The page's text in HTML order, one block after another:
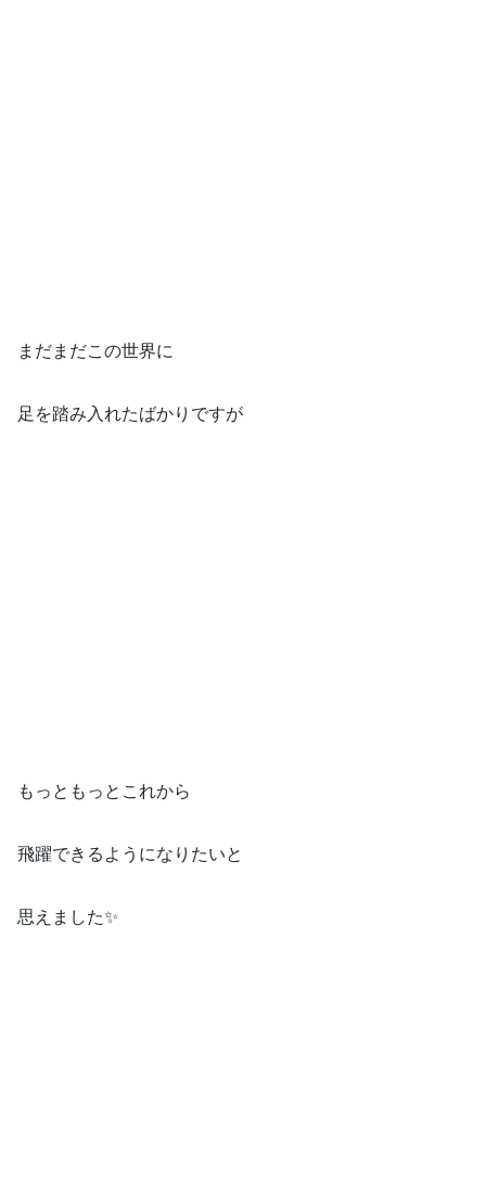
まだまだこの世界に
足を踏み入れたばかりですが
もっともっとこれから
飛躍できるようになりたいと
思えました✨